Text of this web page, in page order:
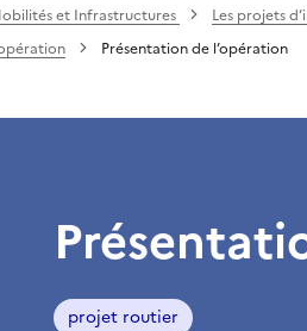
et Infrastructures Les projets
Présentation de l’opération
projet routier